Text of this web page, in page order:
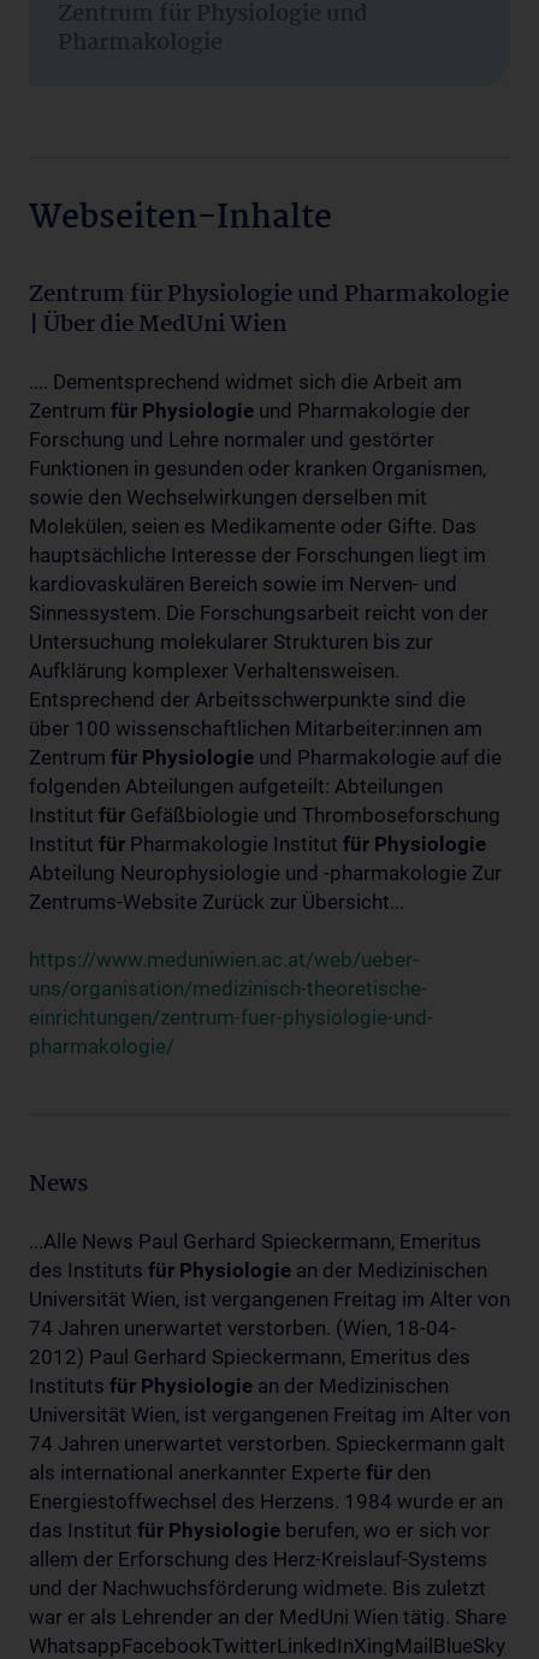
Zentrum für Physiologie und
Pharmakologie
Webseiten-Inhalte
Zentrum für Physiologie und Pharmakologie
| Über die MedUni Wien
.... Dementsprechend widmet sich die Arbeit am
Zentrum für Physiologie und Pharmakologie der
Forschung und Lehre normaler und gestörter
Funktionen in gesunden oder kranken Organismen,
sowie den Wechselwirkungen derselben mit
Molekülen, seien es Medikamente oder Gifte. Das
hauptsächliche Interesse der Forschungen liegt im
kardiovaskulären Bereich sowie im Nerven- und
Sinnessystem. Die Forschungsarbeit reicht von der
Untersuchung molekularer Strukturen bis zur
Aufklärung komplexer Verhaltensweisen.
Entsprechend der Arbeitsschwerpunkte sind die
über 100 wissenschaftlichen Mitarbeiter:innen am
Zentrum für Physiologie und Pharmakologie auf die
folgenden Abteilungen aufgeteilt: Abteilungen
Institut für Gefäßbiologie und Thromboseforschung
Institut für Pharmakologie Institut für Physiologie
Abteilung Neurophysiologie und -pharmakologie Zur
Zentrums-Website Zurück zur Übersicht...
https://www.meduniwien.ac.at/web/ueber-
uns/organisation/medizinisch-theoretische-
einrichtungen/zentrum-fuer-physiologie-und-
pharmakologie/
News
...Alle News Paul Gerhard Spieckermann, Emeritus
des Instituts für Physiologie an der Medizinischen
Universität Wien, ist vergangenen Freitag im Alter von
74 Jahren unerwartet verstorben. (Wien, 18-04-
2012) Paul Gerhard Spieckermann, Emeritus des
Instituts für Physiologie an der Medizinischen
Universität Wien, ist vergangenen Freitag im Alter von
74 Jahren unerwartet verstorben. Spieckermann galt
als international anerkannter Experte für den
Energiestoffwechsel des Herzens. 1984 wurde er an
das Institut für Physiologie berufen, wo er sich vor
allem der Erforschung des Herz-Kreislauf-Systems
und der Nachwuchsförderung widmete. Bis zuletzt
war er als Lehrender an der MedUni Wien tätig. Share
WhatsappFacebookTwitterLinkedInXingMailBlueSky